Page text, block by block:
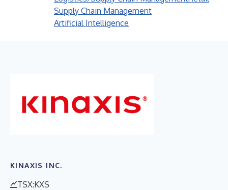
Supply Chain Management
Artificial Intelligence
KINAXIS INC.
TSX:KXS